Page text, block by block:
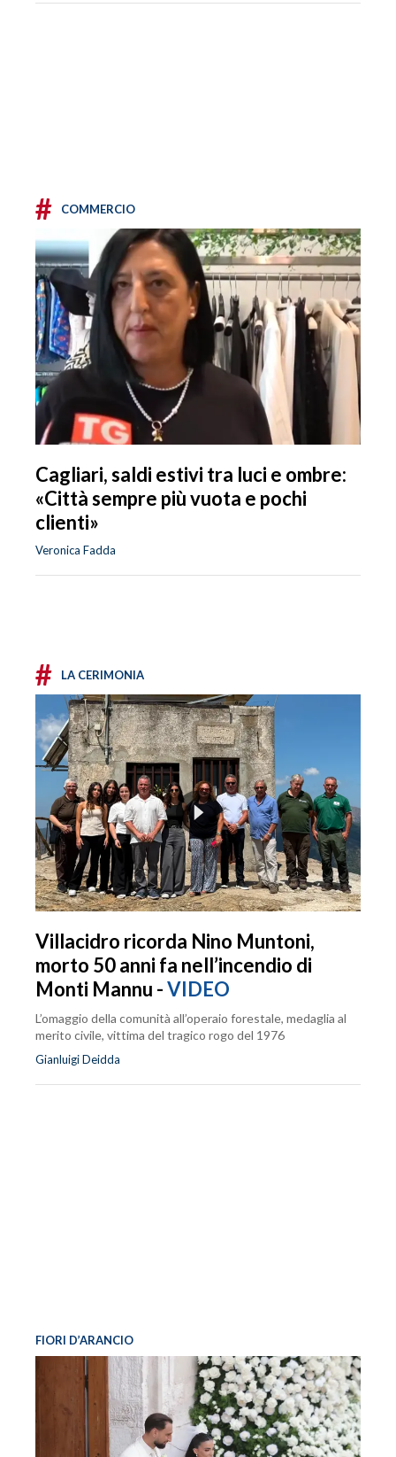
# COMMERCIO
Cagliari, saldi estivi tra luci e ombre:
«Città sempre più vuota e pochi
clienti»
Veronica Fadda
# LA CERIMONIA
Villacidro ricorda Nino Muntoni,
morto 50 anni fa nell’incendio di
Monti Mannu -VIDEO
L’omaggio della comunità all’operaio forestale, medaglia al
merito civile, vittima del tragico rogo del 1976
Gianluigi Deidda
FIORI D’ARANCIO